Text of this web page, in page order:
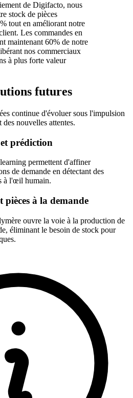
de Digifacto, nous
stock de pièces
tout en améliorant notre
Les commandes en
maintenant 60% de notre
nos commerciaux
à plus forte valeur
futures
continue d'évoluer sous l'impulsion
nouvelles attentes.
prédiction
permettent d'affiner
de demande en détectant des
à l'œil humain.
à la demande
ouvre la voie à la production de
éliminant le besoin de stock pour